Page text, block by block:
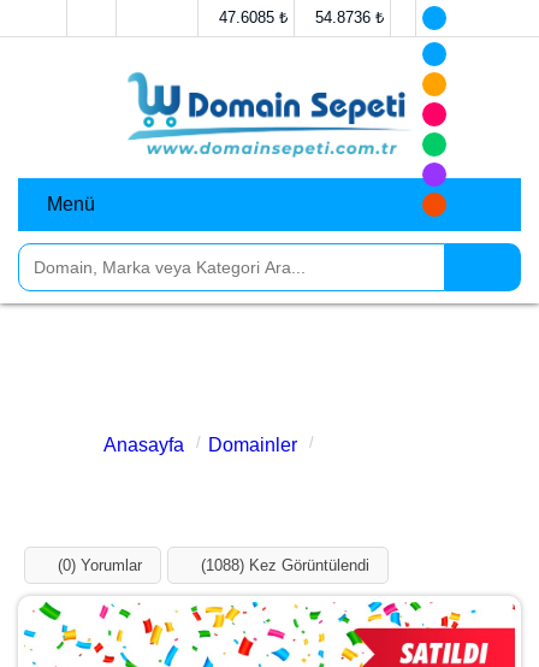
47.6085 ₺ 54.8736 ₺
Menü
Anasayfa Domainler bodrumvinc.com.tr
(0) Yorumlar (1088) Kez Görüntülendi